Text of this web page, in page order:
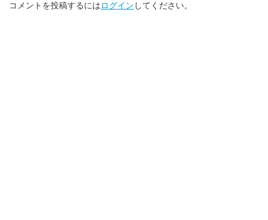
コメントを投稿するにはログイン してください。